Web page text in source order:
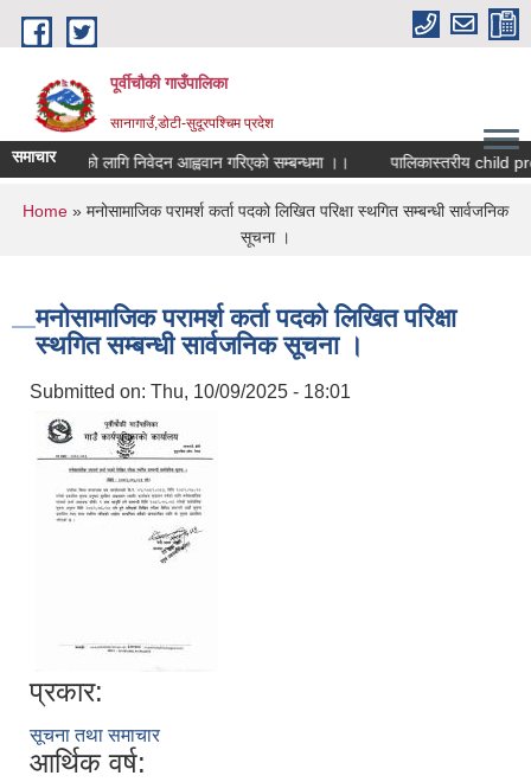
Skip to main content
पूर्वीचौकी गाउँपालिका
सानागाउँ,डोटी-सुदूरपश्चिम प्रदेश
समाचार
सहमतिको लागि निवेदन आह्ववान गरिएको सम्बन्धमा ।।
You are here
Home » मनोसामाजिक परामर्श कर्ता पदको लिखित परिक्षा स्थगित सम्बन्धी सार्वजनिक
सूचना ।
मनोसामाजिक परामर्श कर्ता पदको लिखित परिक्षा
स्थगित सम्बन्धी सार्वजनिक सूचना ।
Submitted on: Thu, 10/09/2025 - 18:01
प्रकार:
सूचना तथा समाचार
आर्थिक वर्ष: